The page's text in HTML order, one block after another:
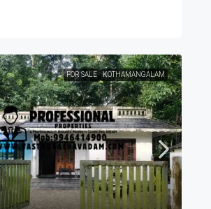
FOR SALE KOTHAMANGALAM